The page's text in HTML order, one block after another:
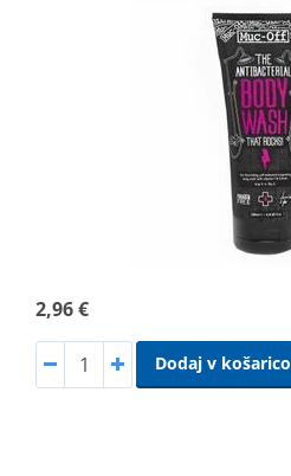
2,96 €
Dodaj v košarico